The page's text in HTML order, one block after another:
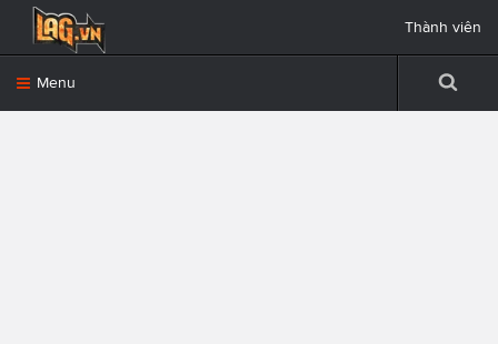
Menu
Thành viên